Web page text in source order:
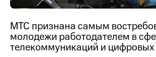
МТС признана самым
молодежи работодателем в
телекоммуникаций и цифровых